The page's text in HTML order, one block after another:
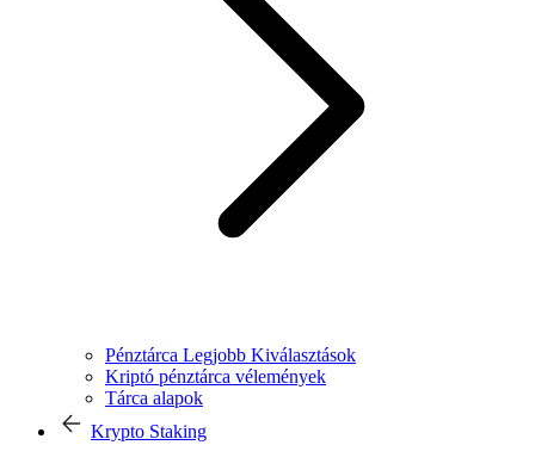
Pénztárca Legjobb Kiválasztások
Kriptó pénztárca vélemények
Tárca alapok
Krypto Staking